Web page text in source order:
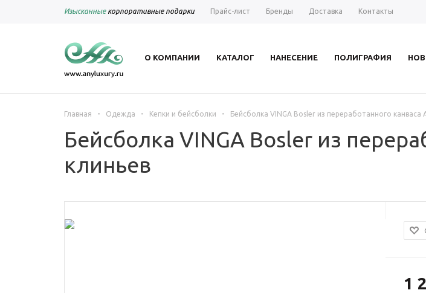
Изысканныекорпоративные подарки Прайс-лист Бренды Доставка Контакты
О КОМПАНИИ КАТАЛОГ НАНЕСЕНИЕ ПОЛИГРАФИЯ
Главная - Одежда - Кепки и бейсболки - Бейсболка VINGA Bosler из переработанного канваса
Бейсболка VINGA Bosler из
клиньев
1